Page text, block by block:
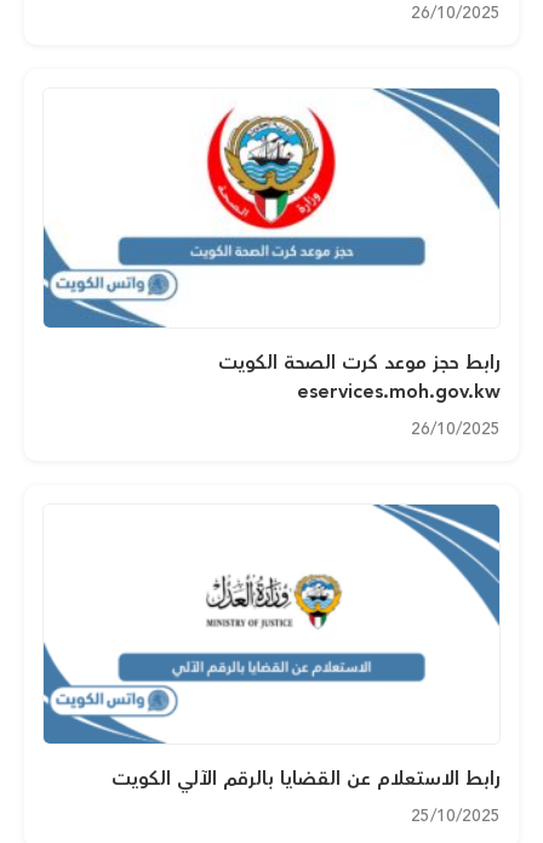
26/10/2025
رابط حجز موعد كرت الصحة الكويت
eservices.moh.gov.kw
26/10/2025
رابط الاستعلام عن القضايا بالرقم الآلي الكويت
25/10/2025